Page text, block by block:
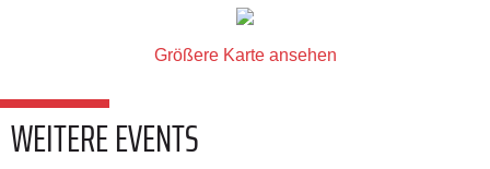
Größere Karte ansehen
WEITERE EVENTS